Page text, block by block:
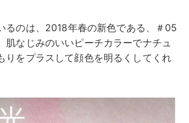
るのは、2018年春の新色である、＃05
肌なじみのいいピーチカラーでナチュ
りをプラスして顔色を明るくしてくれ